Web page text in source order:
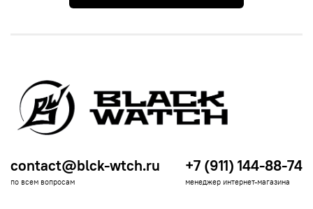
contact@blck-wtch.ru
по всем вопросам
+7 (911) 144-88-74
менеджер интернет-магазина